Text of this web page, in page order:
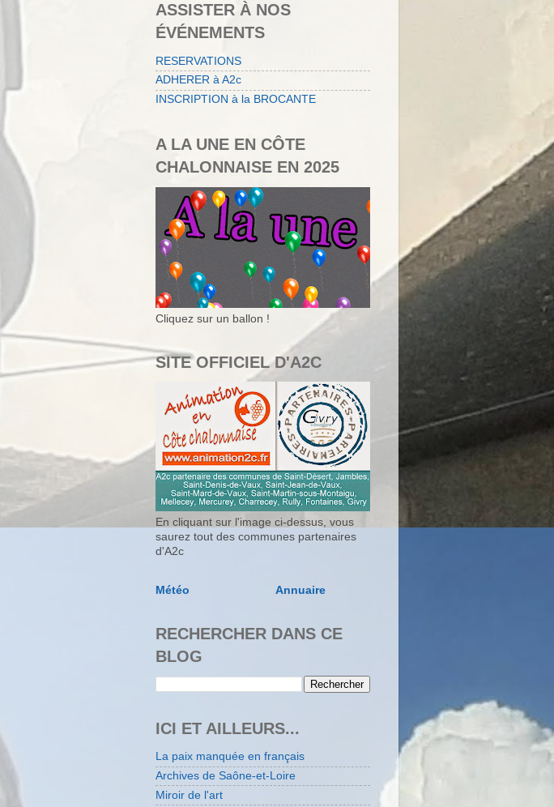
ASSISTER À NOS
ÉVÉNEMENTS
RESERVATIONS
ADHERER à A2c
INSCRIPTION à la BROCANTE
A LA UNE EN CÔTE
CHALONNAISE EN 2025
Cliquez sur un ballon !
SITE OFFICIEL D'A2C
En cliquant sur l'image ci-dessus, vous
saurez tout des communes partenaires
d'A2c
Météo Annuaire
RECHERCHER DANS CE
BLOG
ICI ET AILLEURS...
La paix manquée en français
Archives de Saône-et-Loire
Miroir de l'art